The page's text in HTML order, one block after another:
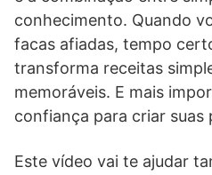
conhecimento. Quando
facas afiadas, tempo
transforma receitas
memoráveis. E mais
confiança para criar suas
Este vídeo vai te ajudar